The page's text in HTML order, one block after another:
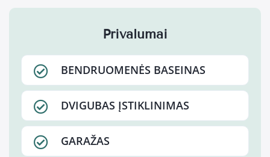
Privalumai
BENDRUOMENĖS BASEINAS
DVIGUBAS ĮSTIKLINIMAS
GARAŽAS